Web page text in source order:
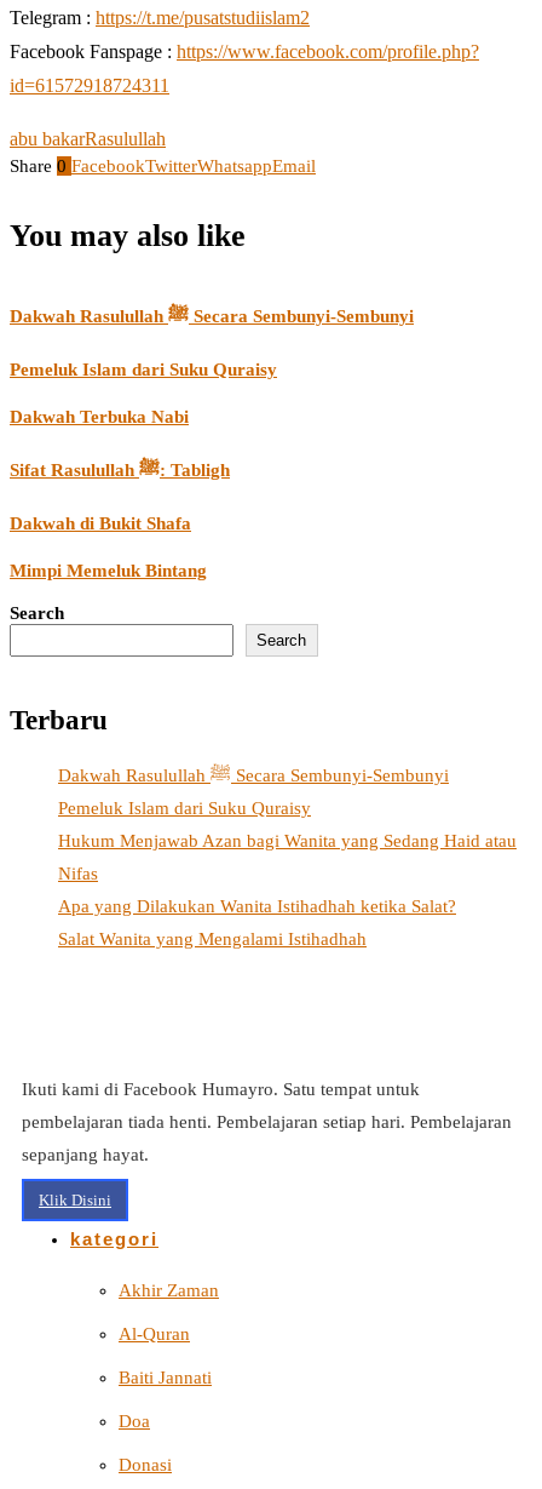
Telegram : https://t.me/pusatstudiislam2
Facebook Fanspage : https://www.facebook.com/profile.php?
id=61572918724311
abu bakarRasulullah
Share 0 FacebookTwitterWhatsappEmail
You may also like
Dakwah Rasulullah ﷺ Secara Sembunyi-Sembunyi
Pemeluk Islam dari Suku Quraisy
Dakwah Terbuka Nabi
Sifat Rasulullah ﷺ: Tabligh
Dakwah di Bukit Shafa
Mimpi Memeluk Bintang
Search
Search
Terbaru
Dakwah Rasulullah ﷺ Secara Sembunyi-Sembunyi
Pemeluk Islam dari Suku Quraisy
Hukum Menjawab Azan bagi Wanita yang Sedang Haid atau
Nifas
Apa yang Dilakukan Wanita Istihadhah ketika Salat?
Salat Wanita yang Mengalami Istihadhah
Ikuti kami di Facebook Humayro. Satu tempat untuk
pembelajaran tiada henti. Pembelajaran setiap hari. Pembelajaran
sepanjang hayat.
Klik Disini
kategori
Akhir Zaman
Al-Quran
Baiti Jannati
Doa
Donasi